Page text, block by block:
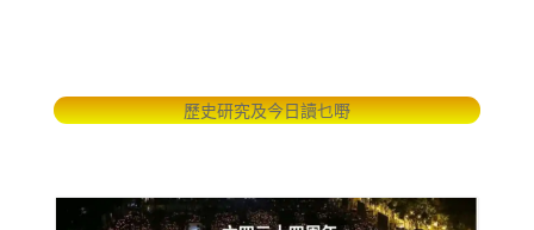
歷史研究及今日讀乜嘢